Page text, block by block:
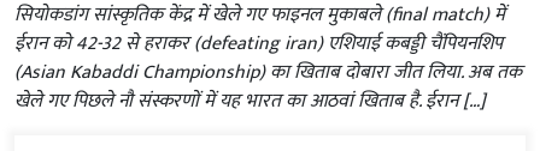
सियोकडांग सांस्कृतिक केंद्र में खेले गए फाइनल मुकाबले (final match) में
ईरान को 42-32 से हराकर (defeating iran) एशियाई कबड्डी चैंपियनशिप
(Asian Kabaddi Championship) का खिताब दोबारा जीत लिया. अब तक
खेले गए पिछले नौ संस्करणों में यह भारत का आठवां खिताब है. ईरान […]